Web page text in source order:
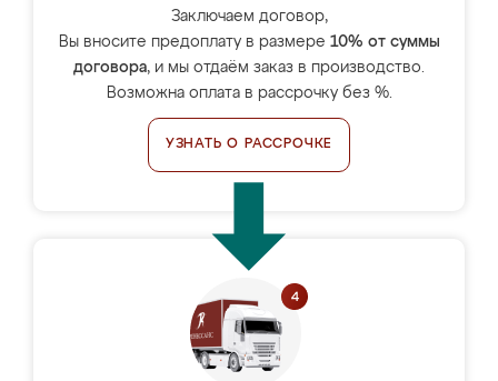
Заключаем договор,
Вы вносите предоплату в размере 10% от суммы
договора, и мы отдаём заказ в производство.
Возможна оплата в рассрочку без %.
УЗНАТЬ О РАССРОЧКЕ